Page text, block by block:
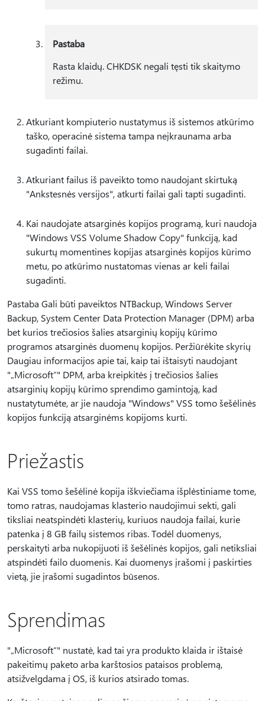
Pastaba
Rasta klaidų. CHKDSK negali tęsti tik skaitymo
režimu.
Atkuriant kompiuterio nustatymus iš sistemos atkūrimo
taško, operacinė sistema tampa neįkraunama arba
sugadinti failai.
Atkuriant failus iš paveikto tomo naudojant skirtuką
"Ankstesnės versijos", atkurti failai gali tapti sugadinti.
Kai naudojate atsarginės kopijos programą, kuri naudoja
"Windows VSS Volume Shadow Copy" funkciją, kad
sukurtų momentines kopijas atsarginės kopijos kūrimo
metu, po atkūrimo nustatomas vienas ar keli failai
sugadinti.
Pastaba Gali būti paveiktos NTBackup, Windows Server
Backup, System Center Data Protection Manager (DPM) arba
bet kurios trečiosios šalies atsarginių kopijų kūrimo
programos atsarginės duomenų kopijos. Peržiūrėkite skyrių
Daugiau informacijos apie tai, kaip tai ištaisyti naudojant
"„Microsoft“" DPM, arba kreipkitės į trečiosios šalies
atsarginių kopijų kūrimo sprendimo gamintoją, kad
nustatytumėte, ar jie naudoja "Windows" VSS tomo šešėlinės
kopijos funkciją atsarginėms kopijoms kurti.
Priežastis
Kai VSS tomo šešėlinė kopija iškviečiama išplėstiniame tome,
tomo ratras, naudojamas klasterio naudojimui sekti, gali
tiksliai neatspindėti klasterių, kuriuos naudoja failai, kurie
patenka į 8 GB failų sistemos ribas. Todėl duomenys,
perskaityti arba nukopijuoti iš šešėlinės kopijos, gali netiksliai
atspindėti failo duomenis. Kai duomenys įrašomi į paskirties
vietą, jie įrašomi sugadintos būsenos.
Sprendimas
"„Microsoft“" nustatė, kad tai yra produkto klaida ir ištaisė
pakeitimų paketo arba karštosios pataisos problemą,
atsižvelgdama į OS, iš kurios atsirado tomas.